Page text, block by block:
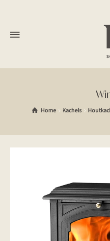
Home Kachels